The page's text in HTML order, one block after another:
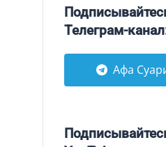
Телеграм-
Афа